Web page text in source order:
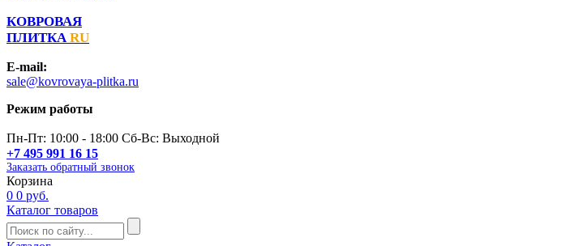
КОВРОВАЯ
ПЛИТКА RU
E-mail:
sale@kovrovaya-plitka.ru
Режим работы
Пн-Пт: 10:00 - 18:00 Сб-Вс: Выходной
+7 495 991 16 15
Заказать обратный звонок
Корзина
0 0 руб.
Каталог товаров